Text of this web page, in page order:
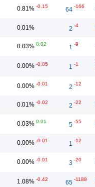
0.81% -0.15 64 -166
0.01% 2 -4
0.03% 0.02 1 -9
0.00% -0.05 1 -1
0.00% -0.01 2 -12
0.01% -0.02 2 -22
0.03% 0.01 5 -55
0.00% -0.01 1 -12
0.00% -0.01 3 -20
1.08% -0.42 65 -1188